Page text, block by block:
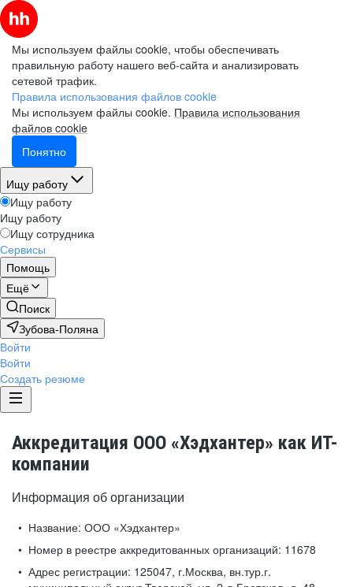
Мы используем файлы cookie, чтобы обеспечивать
правильную работу нашего веб-сайта и анализировать
сетевой трафик.
Правила использования файлов cookie
Мы используем файлы cookie. Правила использования
файлов cookie
Понятно
Ищу работу
Ищу работу
Ищу работу
Ищу сотрудника
Сервисы
Помощь
Ещё
Поиск
Зубова-Поляна
Войти
Войти
Создать резюме
Аккредитация ООО «Хэдхантер» как ИТ-
компании
Информация об организации
Название: ООО «Хэдхантер»
Номер в реестре аккредитованных организаций: 11678
Адрес регистрации: 125047, г.Москва, вн.тур.г.